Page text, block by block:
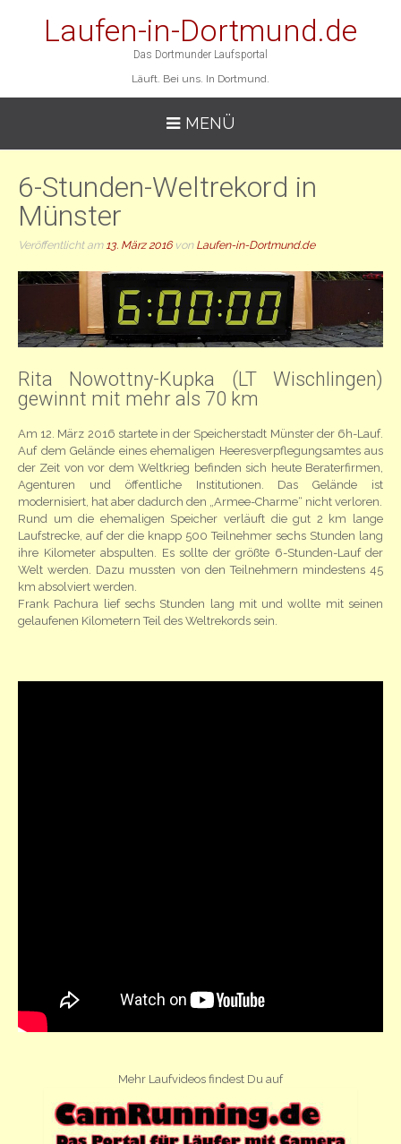
Laufen-in-Dortmund.de
Das Dortmunder Laufsportal
Läuft. Bei uns. In Dortmund.
MENÜ
6-Stunden-Weltrekord in
Münster
Veröffentlicht am 13. März 2016von Laufen-in-Dortmund.de
Rita Nowottny-Kupka (LT Wischlingen)
gewinnt mit mehr als 70 km
Am 12. März 2016 startete in der Speicherstadt Münster der 6h-Lauf.
Auf dem Gelände eines ehemaligen Heeresverpflegungsamtes aus
der Zeit von vor dem Weltkrieg befinden sich heute Beraterfirmen,
Agenturen und öffentliche Institutionen. Das Gelände ist
modernisiert, hat aber dadurch den „Armee-Charme“ nicht verloren.
Rund um die ehemaligen Speicher verläuft die gut 2 km lange
Laufstrecke, auf der die knapp 500 Teilnehmer sechs Stunden lang
ihre Kilometer abspulten. Es sollte der größte 6-Stunden-Lauf der
Welt werden. Dazu mussten von den Teilnehmern mindestens 45
km absolviert werden.
Frank Pachura lief sechs Stunden lang mit und wollte mit seinen
gelaufenen Kilometern Teil des Weltrekords sein.
Mehr Laufvideos findest Du auf